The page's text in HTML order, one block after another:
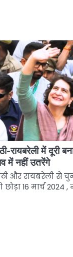
रायबरेली में दूरी
में नहीं उतरेंगे
और रायबरेली से
16 मार्च 2024 ,